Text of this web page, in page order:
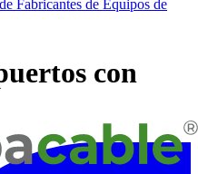
Fabricantes de Equipos de
con